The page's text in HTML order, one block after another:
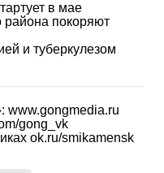
в мае
района покоряют
и туберкулезом
www.gongmedia.ru
gong_vk
ok.ru/smikamensk